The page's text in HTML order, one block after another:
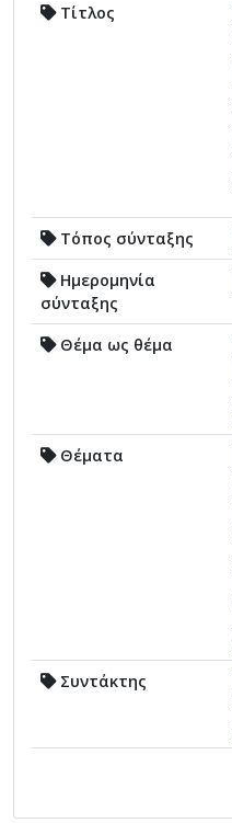
Τίτλος
Τόπος σύνταξης
Ημερομηνία
σύνταξης
Θέμα ως θέμα
Θέματα
Συντάκτης